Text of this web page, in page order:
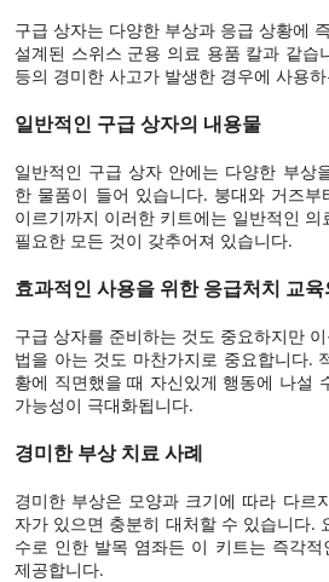
구급 상자는 다양한 부상과 응급 상황에
설계된 스위스 군용 의료 용품 칼과 같습
등의 경미한 사고가 발생한 경우에 사용
일반적인 구급 상자의 내용물
일반적인 구급 상자 안에는 다양한 부상
한 물품이 들어 있습니다. 붕대와 거즈
이르기까지 이러한 키트에는 일반적인
필요한 모든 것이 갖추어져 있습니다.
효과적인 사용을 위한 응급처치 교
구급 상자를 준비하는 것도 중요하지만
법을 아는 것도 마찬가지로 중요합니다.
황에 직면했을 때 자신있게 행동에 나설
가능성이 극대화됩니다.
경미한 부상 치료 사례
경미한 부상은 모양과 크기에 따라 다르
자가 있으면 충분히 대처할 수 있습니다.
수로 인한 발목 염좌든 이 키트는 즉각
제공합니다.